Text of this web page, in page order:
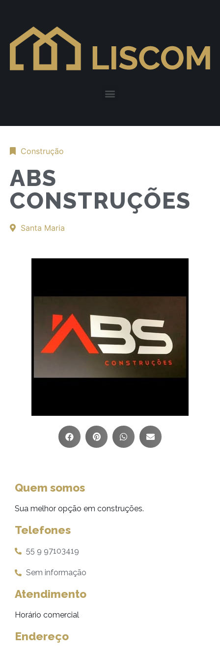
Construção
ABS
CONSTRUÇÕES
Santa Maria
Quem somos
Sua melhor opção em construções.
Telefones
55 9 97103419
Sem informação
Atendimento
Horário comercial
Endereço